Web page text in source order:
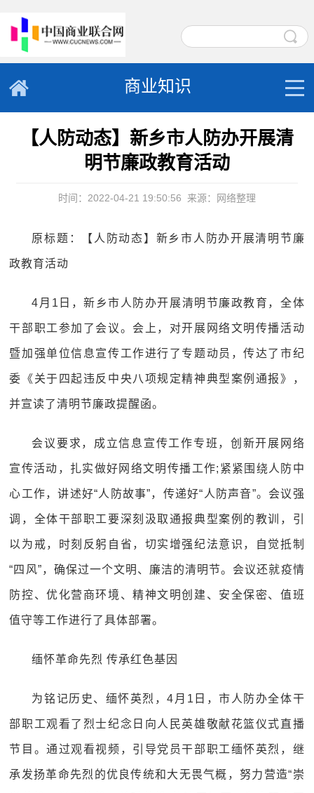
商业知识
【人防动态】新乡市人防办开展清
明节廉政教育活动
时间：2022-04-21 19:50:56 来源：网络整理
原标题：【人防动态】新乡市人防办开展清明节廉
政教育活动
4月1日，新乡市人防办开展清明节廉政教育，全体
干部职工参加了会议。会上，对开展网络文明传播活动
暨加强单位信息宣传工作进行了专题动员，传达了市纪
委《关于四起违反中央八项规定精神典型案例通报》，
并宣读了清明节廉政提醒函。
会议要求，成立信息宣传工作专班，创新开展网络
宣传活动，扎实做好网络文明传播工作;紧紧围绕人防中
心工作，讲述好“人防故事”，传递好“人防声音”。会议强
调，全体干部职工要深刻汲取通报典型案例的教训，引
以为戒，时刻反躬自省，切实增强纪法意识，自觉抵制
“四风”，确保过一个文明、廉洁的清明节。会议还就疫情
防控、优化营商环境、精神文明创建、安全保密、值班
值守等工作进行了具体部署。
缅怀革命先烈 传承红色基因
为铭记历史、缅怀英烈，4月1日，市人防办全体干
部职工观看了烈士纪念日向人民英雄敬献花篮仪式直播
节目。通过观看视频，引导党员干部职工缅怀英烈，继
承发扬革命先烈的优良传统和大无畏气概，努力营造“崇